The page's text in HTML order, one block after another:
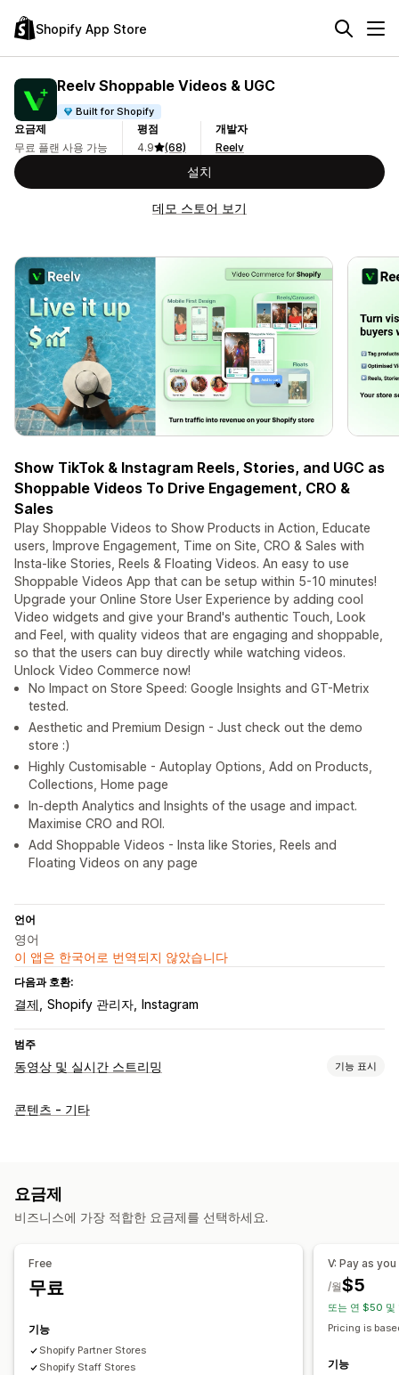
Shopify App Store
Reelv Shoppable Videos & UGC
Built for Shopify
요금제
무료 플랜 사용 가능
평점
4.9
(68)
개발자
Reelv
설치
데모 스토어 보기
Show TikTok & Instagram Reels, Stories, and UGC as
Shoppable Videos To Drive Engagement, CRO &
Sales
Play Shoppable Videos to Show Products in Action, Educate
users, Improve Engagement, Time on Site, CRO & Sales with
Insta-like Stories, Reels & Floating Videos. An easy to use
Shoppable Videos App that can be setup within 5-10 minutes!
Upgrade your Online Store User Experience by adding cool
Video widgets and give your Brand's authentic Touch, Look
and Feel, with quality videos that are engaging and shoppable,
so that the users can buy directly while watching videos.
Unlock Video Commerce now!
No Impact on Store Speed: Google Insights and GT-Metrix
tested.
Aesthetic and Premium Design - Just check out the demo
store :)
Highly Customisable - Autoplay Options, Add on Products,
Collections, Home page
In-depth Analytics and Insights of the usage and impact.
Maximise CRO and ROI.
Add Shoppable Videos - Insta like Stories, Reels and
Floating Videos on any page
언어
영어
이 앱은 한국어로 번역되지 않았습니다
다음과 호환:
결제 Shopify 관리자 Instagram
범주
동영상 및 실시간 스트리밍 기능 표시
동영상 관리
맞춤 설정
동영상 템플릿
동영상 가져오기
동영상 플레이어
모바일 반응형
콘텐츠 - 기타
요금제
비즈니스에 가장 적합한 요금제를 선택하세요.
Free
무료
기능
Shopify Partner Stores
Shopify Staff Stores
V: Pay as
$5
/월
또는 연 $50 및
Pricing is
기능